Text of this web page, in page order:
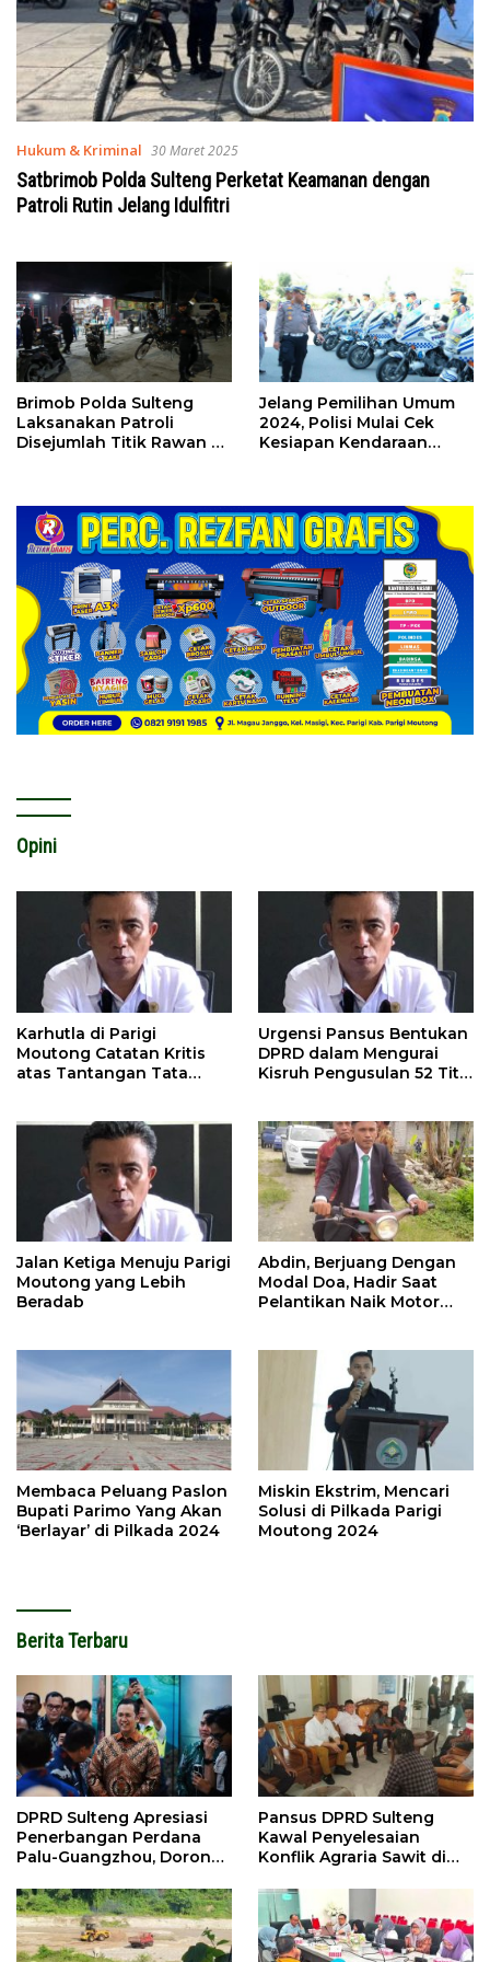
Hukum & Kriminal 30 Maret 2025
Satbrimob Polda Sulteng Perketat Keamanan dengan
Patroli Rutin Jelang Idulfitri
Brimob Polda Sulteng
Laksanakan Patroli
Disejumlah Titik Rawan di
Jelang Pemilihan Umum
2024, Polisi Mulai Cek
Kesiapan Kendaraan
Opini
Karhutla di Parigi
Moutong Catatan Kritis
atas Tantangan Tata
Urgensi Pansus Bentukan
DPRD dalam Mengurai
Kisruh Pengusulan 52 Titik
Jalan Ketiga Menuju Parigi
Moutong yang Lebih
Beradab
Abdin, Berjuang Dengan
Modal Doa, Hadir Saat
Pelantikan Naik Motor
Membaca Peluang Paslon
Bupati Parimo Yang Akan
‘Berlayar’ di Pilkada 2024
Miskin Ekstrim, Mencari
Solusi di Pilkada Parigi
Moutong 2024
Berita Terbaru
DPRD Sulteng Apresiasi
Penerbangan Perdana
Palu-Guangzhou, Dorong
Pansus DPRD Sulteng
Kawal Penyelesaian
Konflik Agraria Sawit di